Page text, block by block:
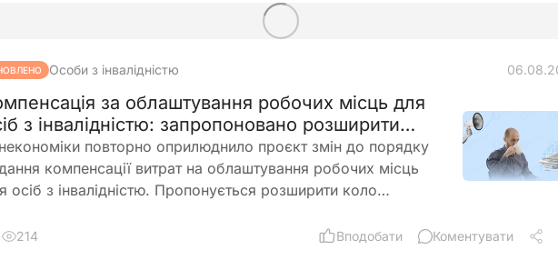
Особи з інвалідністю
за облаштування робочих місць для
з інвалідністю: запропоновано розширити
повторно оприлюднило проєкт змін до порядку
компенсації витрат на облаштування робочих місць
осіб з інвалідністю. Пропонується розширити коло
уточнити вимоги до документів та умов оплати
214 Вподобати Коментувати